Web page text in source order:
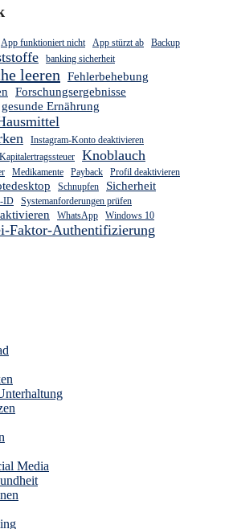
App funktioniert nicht App stürzt ab
Backup
banking sicherheit
leeren Fehlerbehebung
Forschungsergebnisse
gesunde Ernährung
Instagram-Konto deaktivieren
Kapitalertragssteuer Knoblauch
Medikamente Payback
Profil deaktivieren
Schnupfen
Sicherheit
ID
Systemanforderungen prüfen
WhatsApp Windows 10
Faktor-Authentifizierung
Media